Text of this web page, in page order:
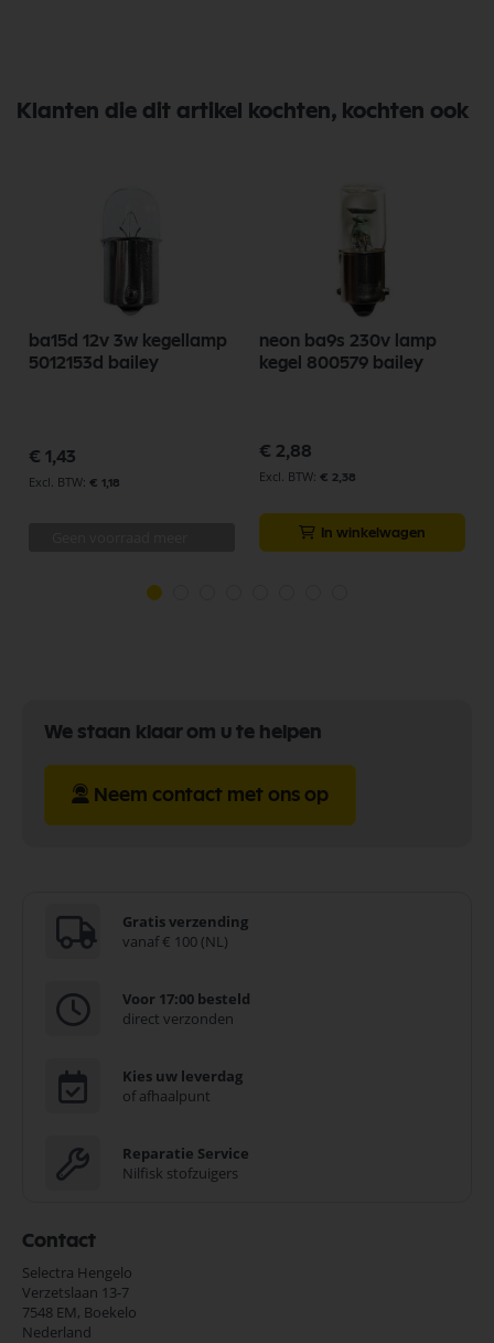
Klanten die dit artikel kochten, kochten ook
ba15d 12v 3w kegellamp
5012153d bailey
€ 1,43
€ 1,18
neon ba9s 230v lamp
kegel 800579 bailey
€ 2,88
€ 2,38
In winkelwagen
We staan klaar om u te helpen
Neem contact met ons op
Gratis verzending
vanaf € 100 (NL)
Voor 17:00 besteld
direct verzonden
Kies uw leverdag
of afhaalpunt
Reparatie Service
Nilfisk stofzuigers
Contact
Selectra Hengelo
Verzetslaan 13-7
7548 EM, Boekelo
Nederland